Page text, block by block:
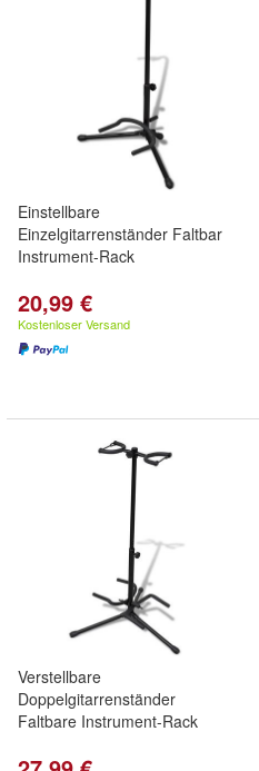
Einstellbare
Einzelgitarrenständer Faltbar
Instrument-Rack
20,99 €
Kostenloser Versand
Verstellbare
Doppelgitarrenständer
Faltbare Instrument-Rack